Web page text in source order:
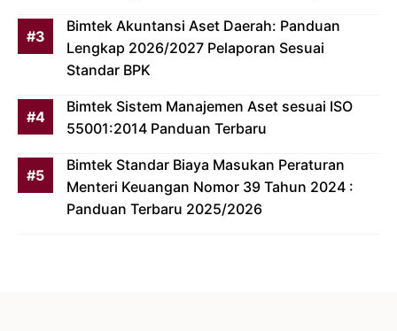
Bimtek Akuntansi Aset Daerah: Panduan
Lengkap 2026/2027 Pelaporan Sesuai
Standar BPK
Bimtek Sistem Manajemen Aset sesuai ISO
55001:2014 Panduan Terbaru
Bimtek Standar Biaya Masukan Peraturan
Menteri Keuangan Nomor 39 Tahun 2024 :
Panduan Terbaru 2025/2026